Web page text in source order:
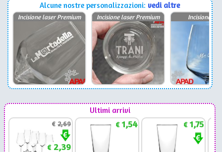
Alcune nostre personalizzazioni: vedi altre
Incisione laser Premium Incisione laser Premium Incisione
Ultimi arrivi
€2,69
€2,39
€1,54 €1,75